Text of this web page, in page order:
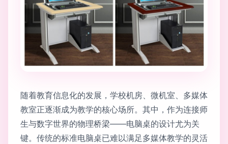
随着教育信息化的发展，学校机房、微机室、多媒体
教室正逐渐成为教学的核心场所。其中，作为连接师
生与数字世界的物理桥梁——电脑桌的设计尤为关
键。传统的标准电脑桌已难以满足多媒体教学的灵活